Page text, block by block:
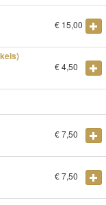
€ 15,00
€4,50
€7,50
€7,50